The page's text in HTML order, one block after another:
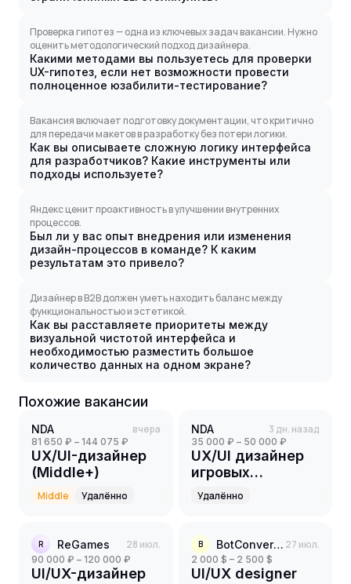
Проверка гипотез — одна из ключевых задач вакансии. Нужно
оценить методологический подход дизайнера.
Какими методами вы пользуетесь для проверки
UX-гипотез, если нет возможности провести
полноценное юзабилити-тестирование?
Вакансия включает подготовку документации, что критично
для передачи макетов в разработку без потери логики.
Как вы описываете сложную логику интерфейса
для разработчиков? Какие инструменты или
подходы используете?
Яндекс ценит проактивность в улучшении внутренних
процессов.
Был ли у вас опыт внедрения или изменения
дизайн-процессов в команде? К каким
результатам это привело?
Дизайнер в B2B должен уметь находить баланс между
функциональностью и эстетикой.
Как вы расставляете приоритеты между
визуальной чистотой интерфейса и
необходимостью разместить большое
количество данных на одном экране?
Похожие вакансии
NDA вчера
81 650 ₽ – 144 075 ₽
UX/UI-дизайнер
(Middle+)
Middle Удалённо
NDA 3 дн. назад
35 000 ₽ – 50 000 ₽
UX/UI дизайнер
игровых
интерфейсов на
ПК проекты
Удалённо
R ReGames 28 июл.
90 000 ₽ – 120 000 ₽
UI/UX-дизайнер
B BotConversa 27 июл.
2 000 $ – 2 500 $
UI/UX designer